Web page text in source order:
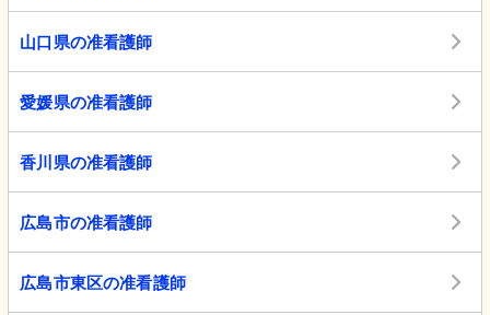
山口県の准看護師
愛媛県の准看護師
香川県の准看護師
広島市の准看護師
広島市東区の准看護師